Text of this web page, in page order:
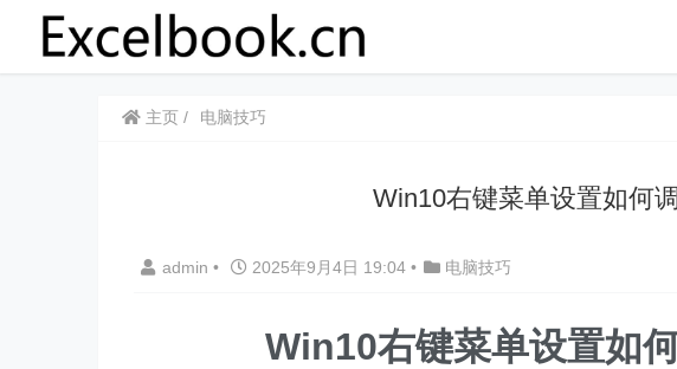
主页 电脑技巧
Win10右键菜单设置如何
admin • 2025年9月4日 19:04 • 电脑技巧
Win10右键菜单设置如